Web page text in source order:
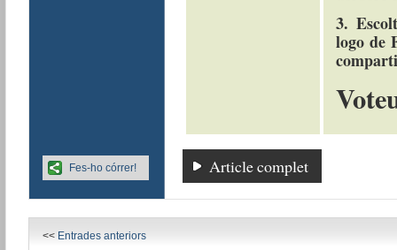
3.
logo de
Article complet
Fes-ho córrer!
<< Entrades anteriors